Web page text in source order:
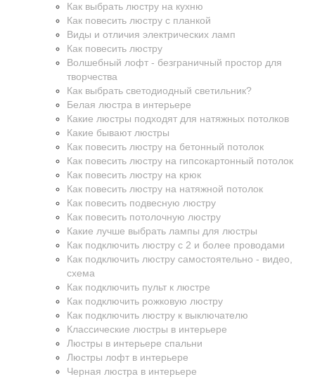
Как выбрать люстру на кухню
Как повесить люстру с планкой
Виды и отличия электрических ламп
Как повесить люстру
Волшебный лофт - безграничный простор для
творчества
Как выбрать светодиодный светильник?
Белая люстра в интерьере
Какие люстры подходят для натяжных потолков
Какие бывают люстры
Как повесить люстру на бетонный потолок
Как повесить люстру на гипсокартонный потолок
Как повесить люстру на крюк
Как повесить люстру на натяжной потолок
Как повесить подвесную люстру
Как повесить потолочную люстру
Какие лучше выбрать лампы для люстры
Как подключить люстру с 2 и более проводами
Как подключить люстру самостоятельно - видео,
схема
Как подключить пульт к люстре
Как подключить рожковую люстру
Как подключить люстру к выключателю
Классические люстры в интерьере
Люстры в интерьере спальни
Люстры лофт в интерьере
Черная люстра в интерьере